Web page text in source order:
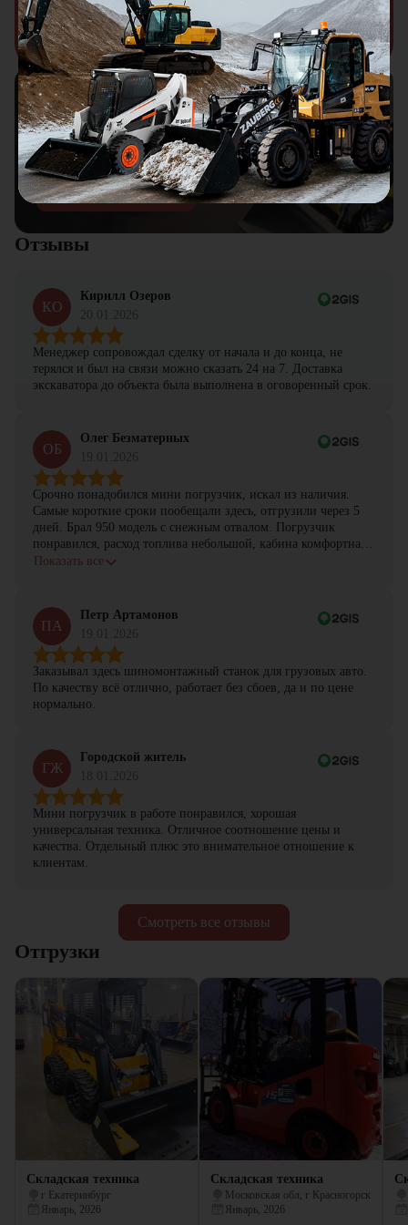
Узнать подробнее
Подберем технику и навесное
оборудование из наличия под ваш
запрос
Подобрать технику
Смотреть все отзывы
Отзывы
КО
Кирилл Озеров
Менеджер сопровождал сделку от начала и до конца, не
терялся и был на связи можно сказать 24 на 7. Доставка
экскаватора до объекта была выполнена в оговоренный срок.
ОБ
Олег Безматерных
Срочно понадобился мини погрузчик, искал из наличия.
Самые короткие сроки пообещали здесь, отгрузили через 5
дней. Брал 950 модель с снежным отвалом. Погрузчик
понравился, расход топлива небольшой, кабина комфортная,
с задачами справляется.
Показать все
ПА
Петр Артамонов
Заказывал здесь шиномонтажный станок для грузовых авто.
По качеству всё отлично, работает без сбоев, да и по цене
нормально.
ГЖ
Городской житель
Мини погрузчик в работе понравился, хорошая
универсальная техника. Отличное соотношение цены и
качества. Отдельный плюс это внимательное отношение к
клиентам.
Отгрузки
Складская техника
г Екатеринбург
Январь, 2026
Складская техника
Московская обл, г Красногорск
Январь, 2026